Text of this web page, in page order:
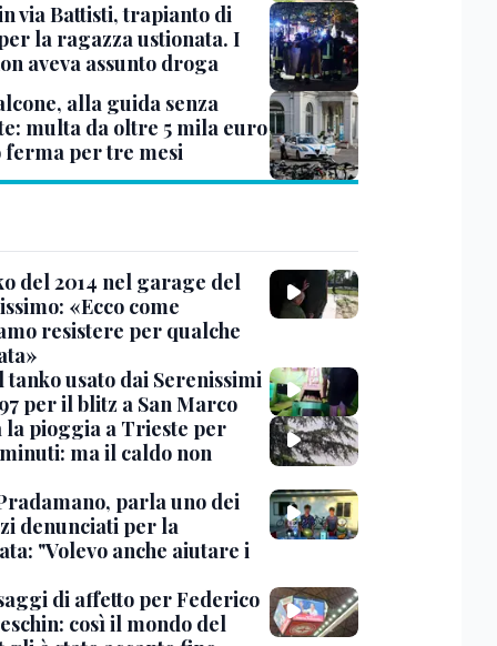
via Battisti, trapianto di
la ragazza ustionata. I
aveva assunto droga
alla guida senza
multa da oltre 5 mila euro
ferma per tre mesi
del 2014 nel garage del
«Ecco come
resistere per qualche
tanko usato dai Serenissimi
per il blitz a San Marco
la pioggia a Trieste per
ma il caldo non
parla uno dei
denunciati per la
"Volevo anche aiutare i
di affetto per Federico
così il mondo del